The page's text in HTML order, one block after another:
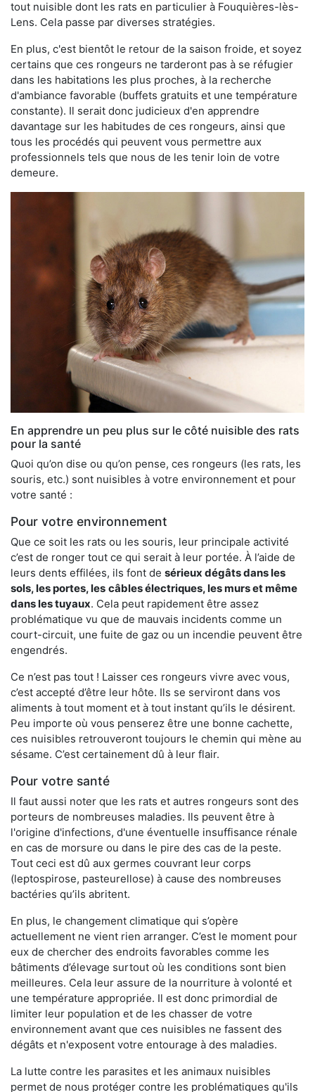
tout nuisible dont les rats en particulier à Fouquières-lès-
Lens. Cela passe par diverses stratégies.
En plus, c'est bientôt le retour de la saison froide, et soyez
certains que ces rongeurs ne tarderont pas à se réfugier
dans les habitations les plus proches, à la recherche
d'ambiance favorable (buffets gratuits et une température
constante). Il serait donc judicieux d'en apprendre
davantage sur les habitudes de ces rongeurs, ainsi que
tous les procédés qui peuvent vous permettre aux
professionnels tels que nous de les tenir loin de votre
demeure.
En apprendre un peu plus sur le côté nuisible des rats
pour la santé
Quoi qu’on dise ou qu’on pense, ces rongeurs (les rats, les
souris, etc.) sont nuisibles à votre environnement et pour
votre santé :
Pour votre environnement
Que ce soit les rats ou les souris, leur principale activité
c’est de ronger tout ce qui serait à leur portée. À l’aide de
leurs dents effilées, ils font de sérieux dégâts dans les
sols, les portes, les câbles électriques, les murs et même
dans les tuyaux. Cela peut rapidement être assez
problématique vu que de mauvais incidents comme un
court-circuit, une fuite de gaz ou un incendie peuvent être
engendrés.
Ce n’est pas tout ! Laisser ces rongeurs vivre avec vous,
c’est accepté d’être leur hôte. Ils se serviront dans vos
aliments à tout moment et à tout instant qu’ils le désirent.
Peu importe où vous penserez être une bonne cachette,
ces nuisibles retrouveront toujours le chemin qui mène au
sésame. C’est certainement dû à leur flair.
Pour votre santé
Il faut aussi noter que les rats et autres rongeurs sont des
porteurs de nombreuses maladies. Ils peuvent être à
l'origine d'infections, d'une éventuelle insuffisance rénale
en cas de morsure ou dans le pire des cas de la peste.
Tout ceci est dû aux germes couvrant leur corps
(leptospirose, pasteurellose) à cause des nombreuses
bactéries qu’ils abritent.
En plus, le changement climatique qui s’opère
actuellement ne vient rien arranger. C’est le moment pour
eux de chercher des endroits favorables comme les
bâtiments d’élevage surtout où les conditions sont bien
meilleures. Cela leur assure de la nourriture à volonté et
une température appropriée. Il est donc primordial de
limiter leur population et de les chasser de votre
environnement avant que ces nuisibles ne fassent des
dégâts et n'exposent votre entourage à des maladies.
La lutte contre les parasites et les animaux nuisibles
permet de nous protéger contre les problématiques qu'ils